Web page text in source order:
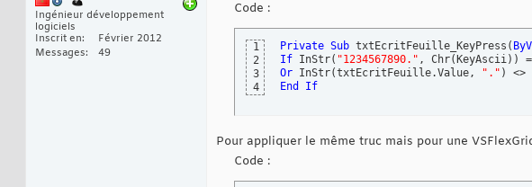
Ingénieur développement
logiciels
Inscrit en
Février 2012
Messages
49
Code :
1
2
3
4
Private Sub txtEcritFeuille_KeyPress (
If InStr( "1234567890." , Chr( KeyAscii) ) =
Or InStr(txtEcritFeuille.Value, "." ) <>
End
If
Pour appliquer le même truc mais pour une
Code :